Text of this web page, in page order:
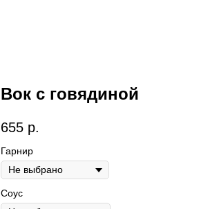
Вок с говядиной
655 р.
Гарнир
Соус